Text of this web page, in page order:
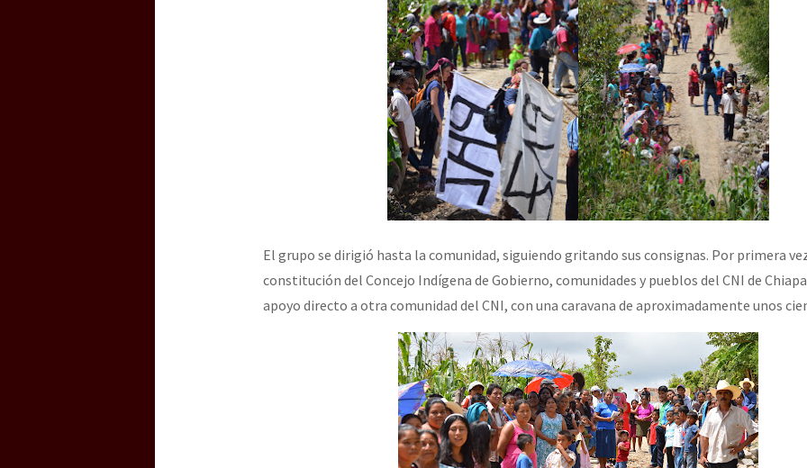
El grupo se dirigió hasta la comunidad, siguiendo gritando sus consignas. Por primera
constitución del Concejo Indígena de Gobierno, comunidades y pueblos del CNI de
apoyo directo a otra comunidad del CNI, con una caravana de aproximadamente unos